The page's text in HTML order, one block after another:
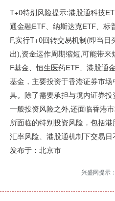
T+0特别风险提示:港股通科技
通金融ETF、纳斯达克ETF、标
F,实行T+0回转交易机制(即当
出),资金运作周期缩短,可能带
F基金、恒生医药ETF、港股通
基金，主要投资于香港证券市
具。除了需要承担与境内证券
一般投资风险之外,还面临香港
所面临的特别投资风险，包括港
汇率风险、港股通机制下交易日
发布于：北京市
兴盛网提示